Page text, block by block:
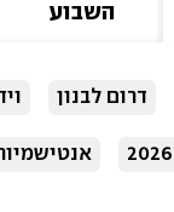
השבוע
דרום לבנון